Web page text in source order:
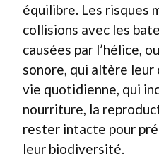
équilibre. Les risques
collisions avec les
causées par l’hélice,
sonore, qui altère leur
vie quotidienne, qui
nourriture, la
rester intacte pour
leur biodiversité.